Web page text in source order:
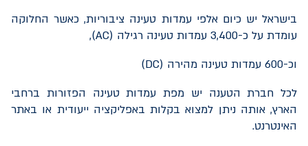
בישראל יש כיום אלפי עמדות טעינה ציבוריות, כאשר החלוקה
עומדת על כ-3,400 עמדות טעינה רגילה (AC),
וכ-600 עמדות טעינה מהירה (DC)
לכל חברת הטענה יש מפת עמדות טעינה הפזורות ברחבי
הארץ, אותה ניתן למצוא בקלות באפליקציה ייעודית או באתר
האינטרנט.